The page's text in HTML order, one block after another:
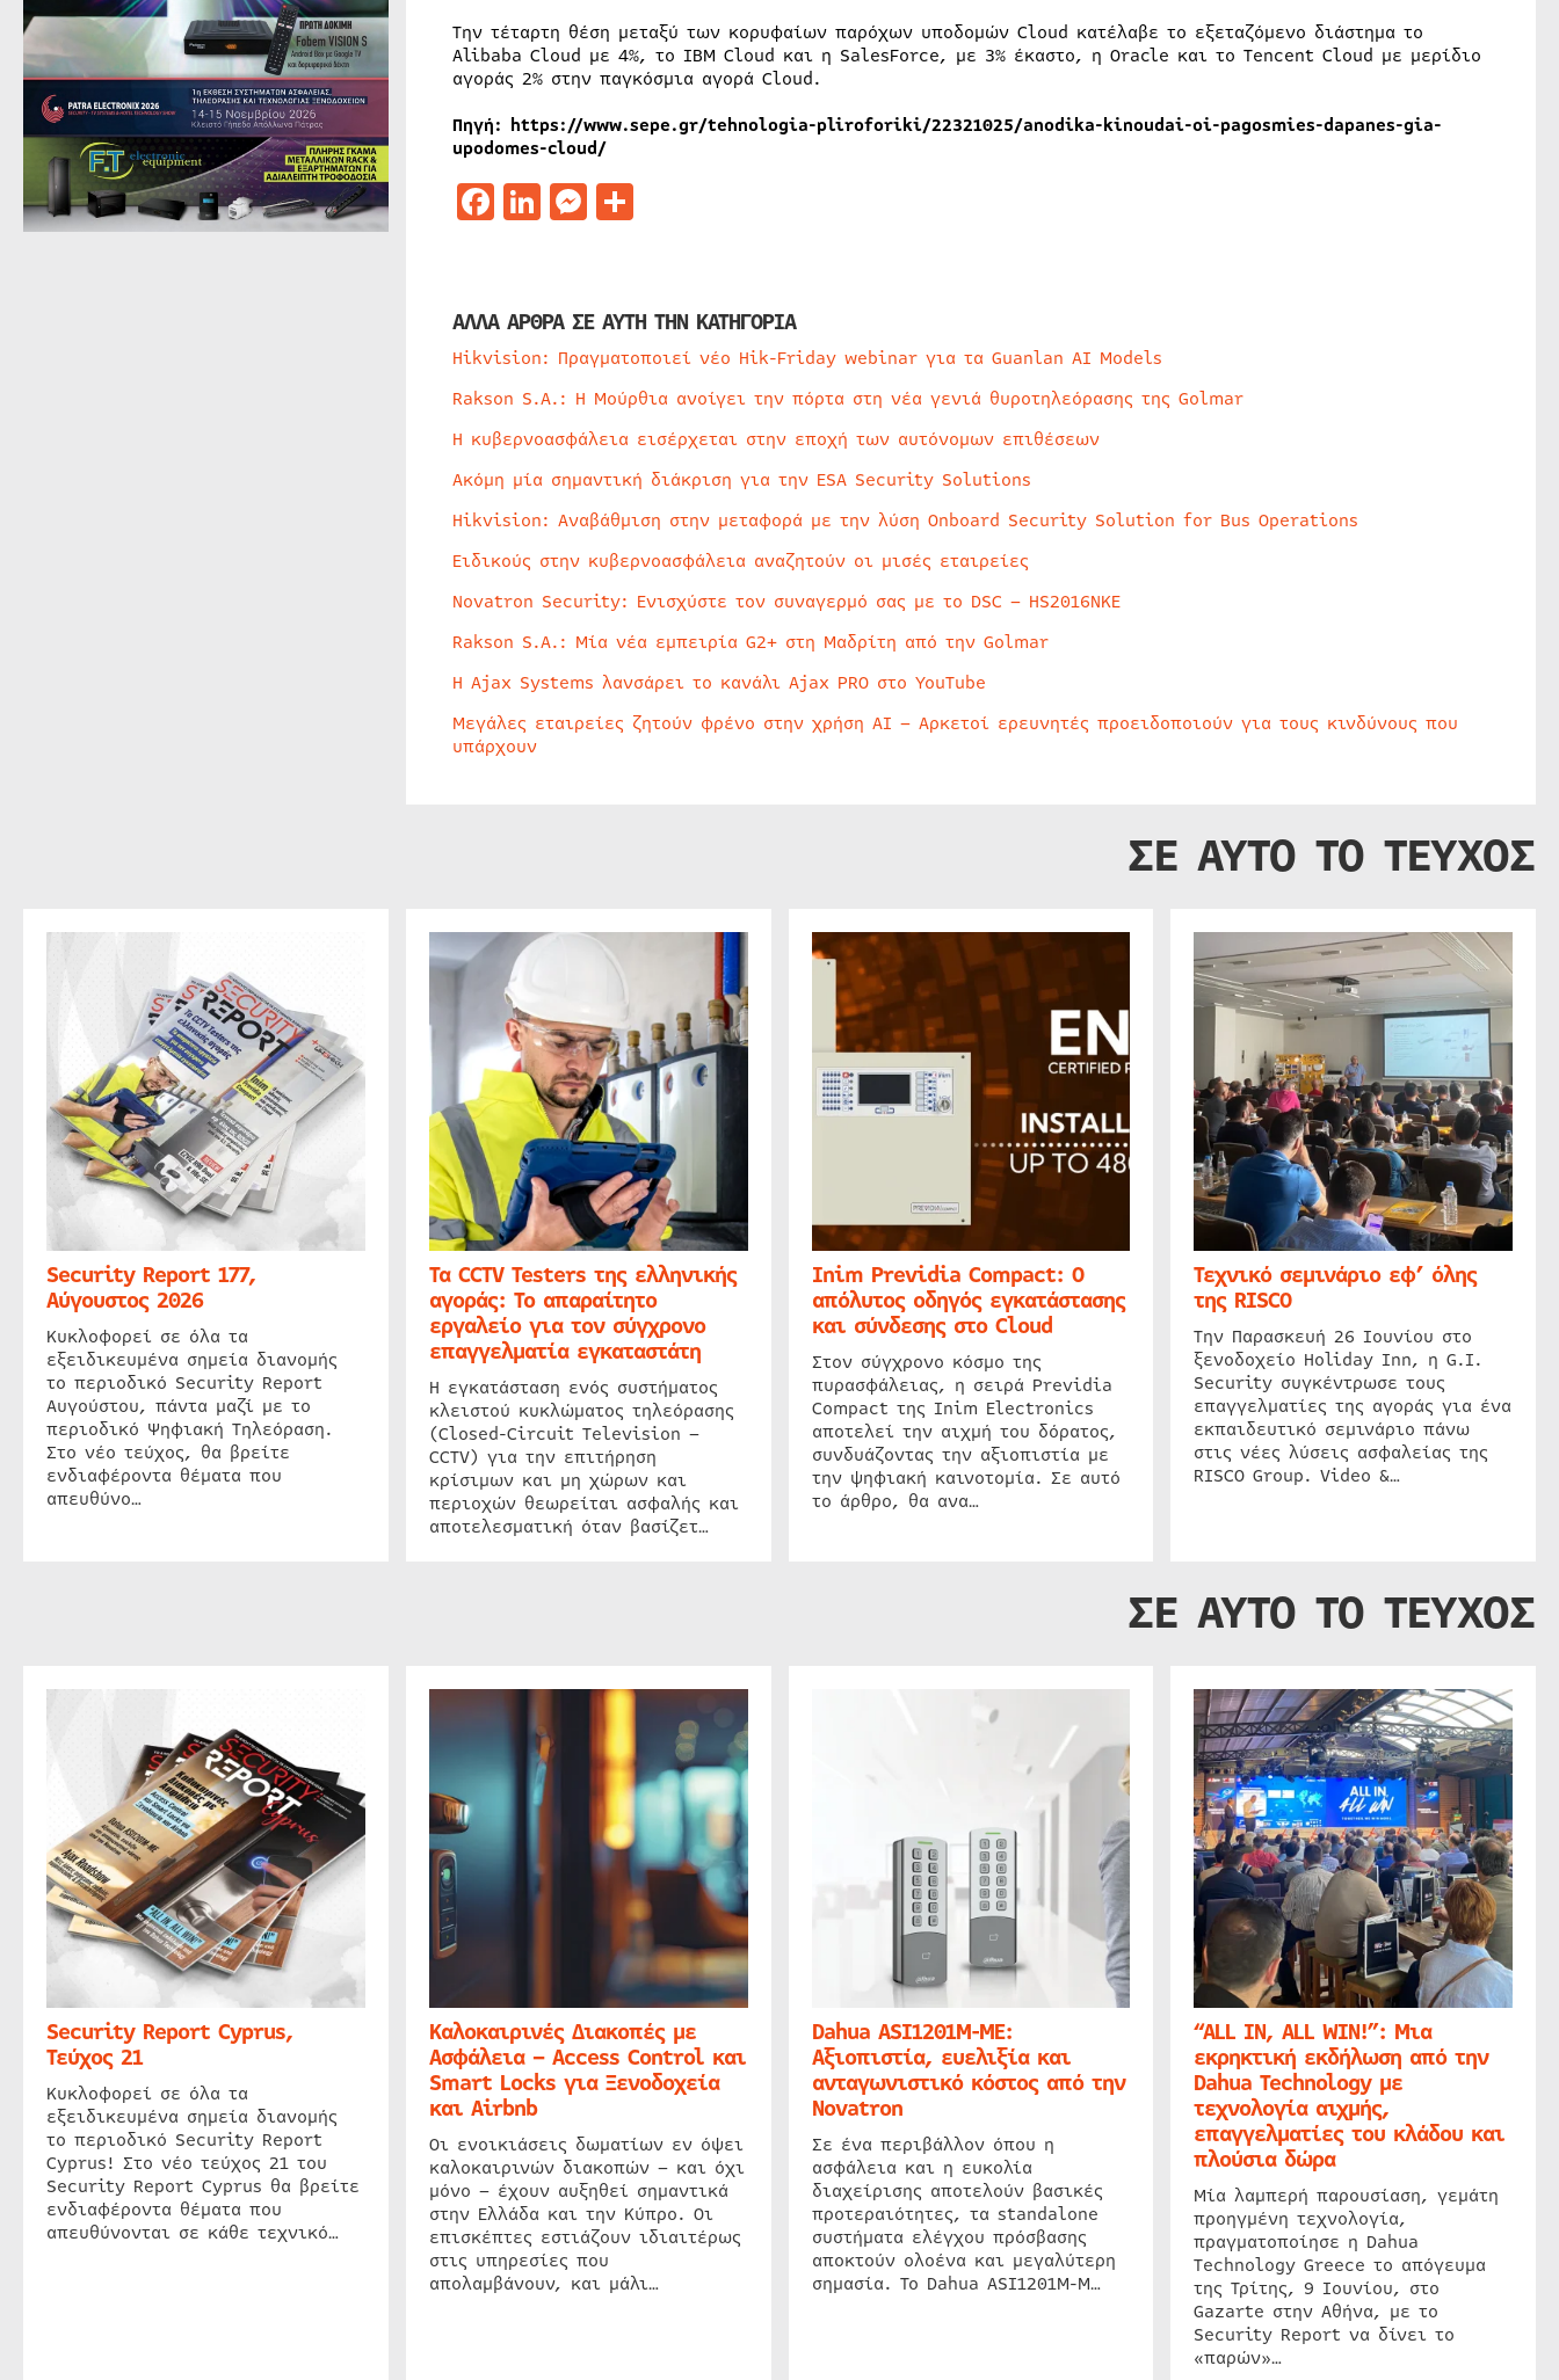
Την τέταρτη θέση μεταξύ των κορυφαίων παρόχων υποδομών Cloud κατέλαβε το εξεταζόμενο διάστημα το
Alibaba Cloud με 4%, το IBM Cloud και η SalesForce, με 3% έκαστο, η Oracle και το Tencent Cloud με μερίδιο
αγοράς 2% στην παγκόσμια αγορά Cloud.
Πηγή: https://www.sepe.gr/tehnologia-pliroforiki/22321025/anodika-kinoudai-oi-pagosmies-dapanes-gia-
upodomes-cloud/
Facebook
LinkedIn
Messenger
Μοιραστείτε
ΑΛΛΑ ΑΡΘΡΑ ΣΕ ΑΥΤΗ ΤΗΝ ΚΑΤΗΓΟΡΙΑ
Hikvision: Πραγματοποιεί νέο Hik-Friday webinar για τα Guanlan AI Models
Rakson S.A.: Η Μούρθια ανοίγει την πόρτα στη νέα γενιά θυροτηλεόρασης της Golmar
Η κυβερνοασφάλεια εισέρχεται στην εποχή των αυτόνομων επιθέσεων
Ακόμη μία σημαντική διάκριση για την ESA Security Solutions
Hikvision: Αναβάθμιση στην μεταφορά με την λύση Onboard Security Solution for Bus Operations
Ειδικούς στην κυβερνοασφάλεια αναζητούν οι μισές εταιρείες
Novatron Security: Ενισχύστε τον συναγερμό σας με το DSC – HS2016NKE
Rakson S.A.: Μία νέα εμπειρία G2+ στη Μαδρίτη από την Golmar
Η Ajax Systems λανσάρει το κανάλι Ajax PRO στο YouTube
Μεγάλες εταιρείες ζητούν φρένο στην χρήση AI – Αρκετοί ερευνητές προειδοποιούν για τους κινδύνους που
υπάρχουν
ΣΕ ΑΥΤΟ ΤΟ ΤΕΥΧΟΣ
Security Report 177,
Αύγουστος 2026
Κυκλοφορεί σε όλα τα
εξειδικευμένα σημεία διανομής
το περιοδικό Security Report
Αυγούστου, πάντα μαζί με το
περιοδικό Ψηφιακή Τηλεόραση.
Στο νέο τεύχος, θα βρείτε
ενδιαφέροντα θέματα που
απευθύνο…
Τα CCTV Testers της ελληνικής
αγοράς: Το απαραίτητο
εργαλείο για τον σύγχρονο
επαγγελματία εγκαταστάτη
Η εγκατάσταση ενός συστήματος
κλειστού κυκλώματος τηλεόρασης
(Closed-Circuit Television –
CCTV) για την επιτήρηση
κρίσιμων και μη χώρων και
περιοχών θεωρείται ασφαλής και
αποτελεσματική όταν βασίζετ…
Inim Previdia Compact: Ο
απόλυτος οδηγός εγκατάστασης
και σύνδεσης στο Cloud
Στον σύγχρονο κόσμο της
πυρασφάλειας, η σειρά Previdia
Compact της Inim Electronics
αποτελεί την αιχμή του δόρατος,
συνδυάζοντας την αξιοπιστία με
την ψηφιακή καινοτομία. Σε αυτό
το άρθρο, θα ανα…
Τεχνικό σεμινάριο εφ’ όλης
της RISCO
Την Παρασκευή 26 Ιουνίου στο
ξενοδοχείο Holiday Inn, η G.I.
Security συγκέντρωσε τους
επαγγελματίες της αγοράς για ένα
εκπαιδευτικό σεμινάριο πάνω
στις νέες λύσεις ασφαλείας της
RISCO Group. Video &…
ΣΕ ΑΥΤΟ ΤΟ ΤΕΥΧΟΣ
Security Report Cyprus,
Τεύχος 21
Κυκλοφορεί σε όλα τα
εξειδικευμένα σημεία διανομής
το περιοδικό Security Report
Cyprus! Στο νέο τεύχος 21 του
Security Report Cyprus θα βρείτε
ενδιαφέροντα θέματα που
απευθύνονται σε κάθε τεχνικό…
Καλοκαιρινές Διακοπές με
Ασφάλεια – Access Control και
Smart Locks για Ξενοδοχεία
και Airbnb
Οι ενοικιάσεις δωματίων εν όψει
καλοκαιρινών διακοπών – και όχι
μόνο – έχουν αυξηθεί σημαντικά
στην Ελλάδα και την Κύπρο. Οι
επισκέπτες εστιάζουν ιδιαιτέρως
στις υπηρεσίες που
απολαμβάνουν, και μάλι…
Dahua ASI1201M-ME:
Αξιοπιστία, ευελιξία και
ανταγωνιστικό κόστος από την
Novatron
Σε ένα περιβάλλον όπου η
ασφάλεια και η ευκολία
διαχείρισης αποτελούν βασικές
προτεραιότητες, τα standalone
συστήματα ελέγχου πρόσβασης
αποκτούν ολοένα και μεγαλύτερη
σημασία. Το Dahua ASI1201M-M…
“ALL IN, ALL WIN!”: Μια
εκρηκτική εκδήλωση από την
Dahua Technology με
τεχνολογία αιχμής,
επαγγελματίες του κλάδου και
πλούσια δώρα
Μία λαμπερή παρουσίαση, γεμάτη
προηγμένη τεχνολογία,
πραγματοποίησε η Dahua
Technology Greece το απόγευμα
της Τρίτης, 9 Ιουνίου, στο
Gazarte στην Αθήνα, με το
Security Report να δίνει το
«παρών»…